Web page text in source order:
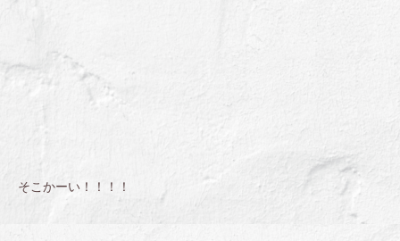
そこかーい！！！！